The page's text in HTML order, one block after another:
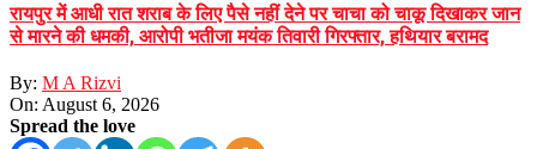
रायपुर में आधी रात शराब के लिए पैसे नहीं देने पर चाचा को चाकू दिखाकर जान
से मारने की धमकी, आरोपी भतीजा मयंक तिवारी गिरफ्तार, हथियार बरामद
By: M A Rizvi
On: August 6, 2026
Spread the love